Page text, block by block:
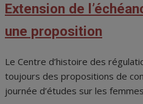
Extension de
une proposition
Le Centre d’histoire des
toujours des propositions de
journée d’études sur les